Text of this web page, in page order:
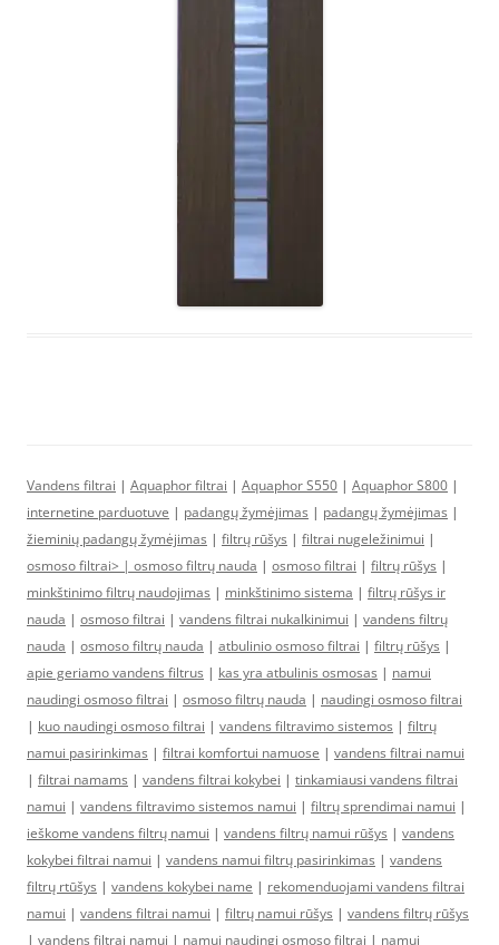
Vandens filtrai | Aquaphor filtrai | Aquaphor S550 | Aquaphor S800 |
internetine parduotuve | padangų žymėjimas | padangų žymėjimas |
žieminių padangų žymėjimas | filtrų rūšys | filtrai nugeležinimui |
osmoso filtrai> | osmoso filtrų nauda | osmoso filtrai | filtrų rūšys |
minkštinimo filtrų naudojimas | minkštinimo sistema | filtrų rūšys ir
nauda | osmoso filtrai | vandens filtrai nukalkinimui | vandens filtrų
nauda | osmoso filtrų nauda | atbulinio osmoso filtrai | filtrų rūšys |
apie geriamo vandens filtrus | kas yra atbulinis osmosas | namui
naudingi osmoso filtrai | osmoso filtrų nauda | naudingi osmoso filtrai
| kuo naudingi osmoso filtrai | vandens filtravimo sistemos | filtrų
namui pasirinkimas | filtrai komfortui namuose | vandens filtrai namui
| filtrai namams | vandens filtrai kokybei | tinkamiausi vandens filtrai
namui | vandens filtravimo sistemos namui | filtrų sprendimai namui |
ieškome vandens filtrų namui | vandens filtrų namui rūšys | vandens
kokybei filtrai namui | vandens namui filtrų pasirinkimas | vandens
filtrų rtūšys | vandens kokybei name | rekomenduojami vandens filtrai
namui | vandens filtrai namui | filtrų namui rūšys | vandens filtrų rūšys
| vandens filtrai namui | namui naudingi osmoso filtrai | namui